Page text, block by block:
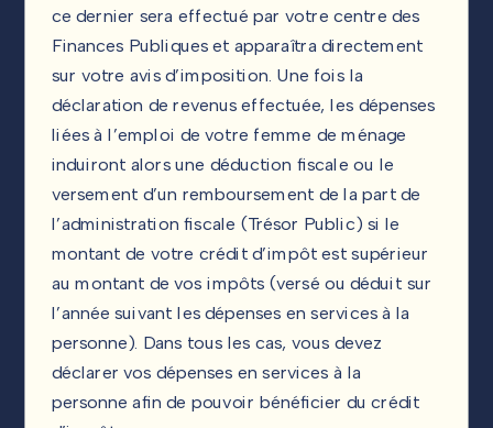
ce dernier sera effectué par votre centre des
Finances Publiques et apparaîtra directement
sur votre avis d’imposition. Une fois la
déclaration de revenus effectuée, les dépenses
liées à l’emploi de votre femme de ménage
induiront alors une déduction fiscale ou le
versement d’un remboursement de la part de
l’administration fiscale (Trésor Public) si le
montant de votre crédit d’impôt est supérieur
au montant de vos impôts (versé ou déduit sur
l’année suivant les dépenses en services à la
personne). Dans tous les cas, vous devez
déclarer vos dépenses en services à la
personne afin de pouvoir bénéficier du crédit